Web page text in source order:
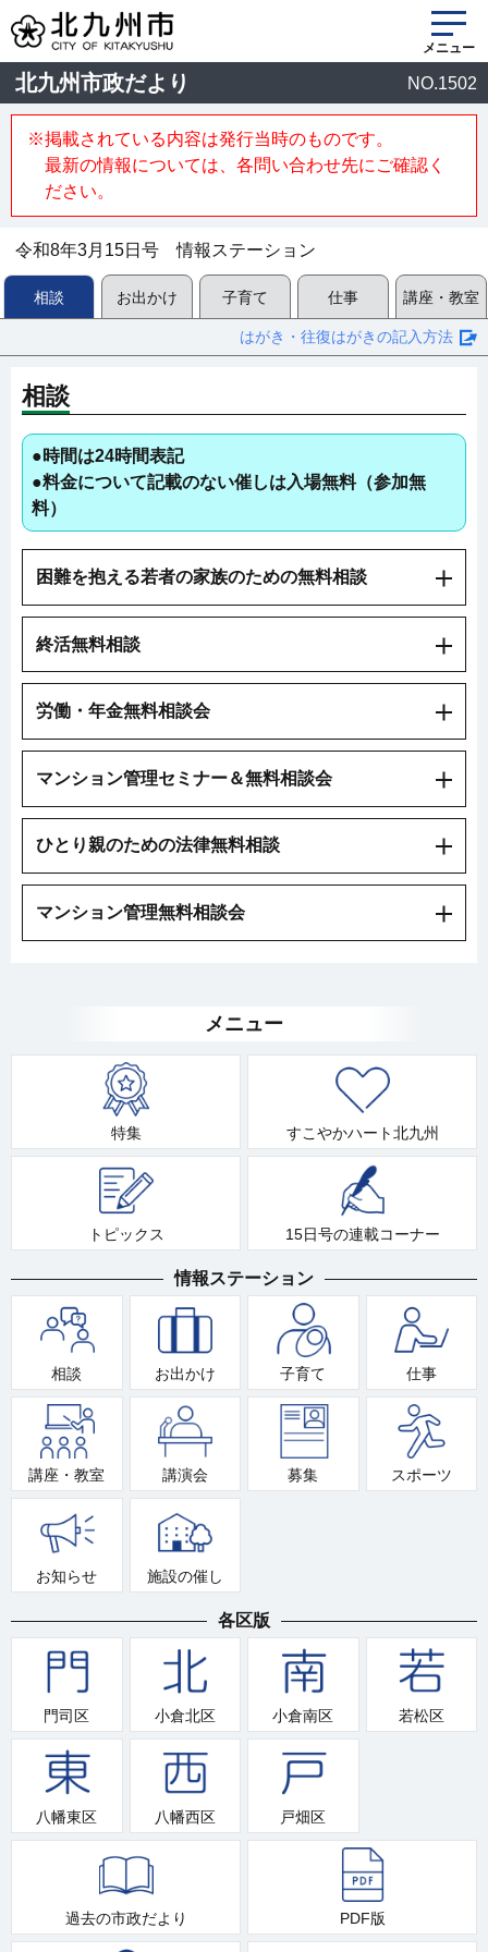
メニュー
北九州市政だより NO.1502
※掲載されている内容は発行当時のものです。
最新の情報については、各問い合わせ先にご確認く
ださい。
令和8年3月15日号 情報ステーション
相談 お出かけ 子育て 仕事 講座・教室
はがき・往復はがきの記入方法
相談
●時間は24時間表記
●料金について記載のない催しは入場無料（参加無
料）
困難を抱える若者の家族のための無料相談
終活無料相談
労働・年金無料相談会
マンション管理セミナー＆無料相談会
ひとり親のための法律無料相談
マンション管理無料相談会
メニュー
特集 すこやかハート北九州
トピックス 15日号の連載コーナー
情報ステーション
相談 お出かけ 子育て 仕事
講座・教室 講演会 募集 スポーツ
お知らせ 施設の催し
各区版
門司区 小倉北区 小倉南区 若松区
八幡東区 八幡西区 戸畑区
過去の市政だより PDF版